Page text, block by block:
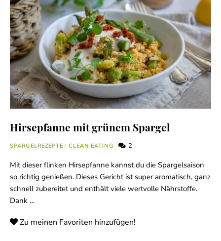
Hirsepfanne mit grünem Spargel
SPARGELREZEPTE / CLEAN EATING 2
Mit dieser flinken Hirsepfanne kannst du die Spargelsaison
so richtig genießen. Dieses Gericht ist super aromatisch, ganz
schnell zubereitet und enthält viele wertvolle Nährstoffe.
Dank …
Zu meinen Favoriten hinzufügen!